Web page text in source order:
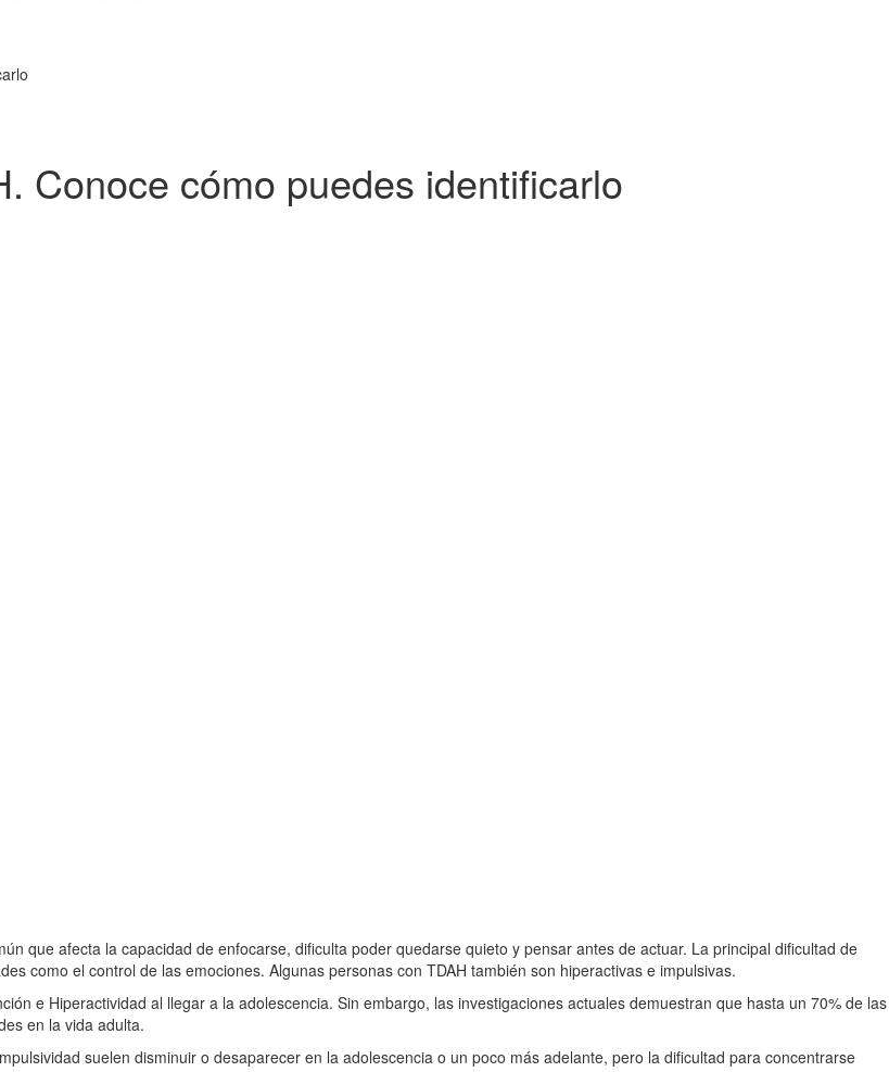
Conoce cómo puedes identificarlo
que afecta la capacidad de enfocarse, dificulta poder quedarse quieto y pensar antes de actuar. La principal dificultad de
como el control de las emociones. Algunas personas con TDAH también son hiperactivas e impulsivas.
e Hiperactividad al llegar a la adolescencia. Sin embargo, las investigaciones actuales demuestran que hasta un 70% de las
en la vida adulta.
suelen disminuir o desaparecer en la adolescencia o un poco más adelante, pero la dificultad para concentrarse